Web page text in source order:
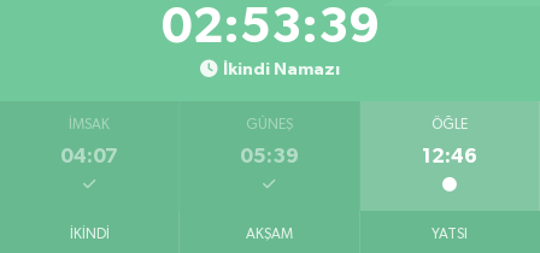
02:53:38
İkindi Namazı
İMSAK
04:07
GÜNEŞ
05:39
ÖĞLE
12:46
İKINDI AKŞAM YATSI